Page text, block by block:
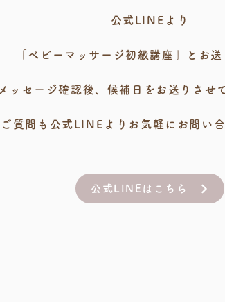
公式LINEより
「べビーマッサージ初級講座」とお
メッセージ確認後、候補日をお送りさせ
ご質問も公式LINEよりお気軽にお問い
公式LINEはこちら